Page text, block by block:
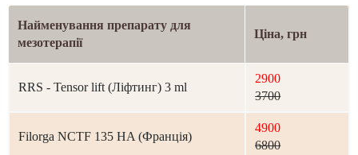
Найменування препарату для
мезотерапії
Ціна, грн
RRS - Tensor lift (Ліфтинг) 3 ml
2900
3700
Filorga NCTF 135 HA (Франція)
4900
6800